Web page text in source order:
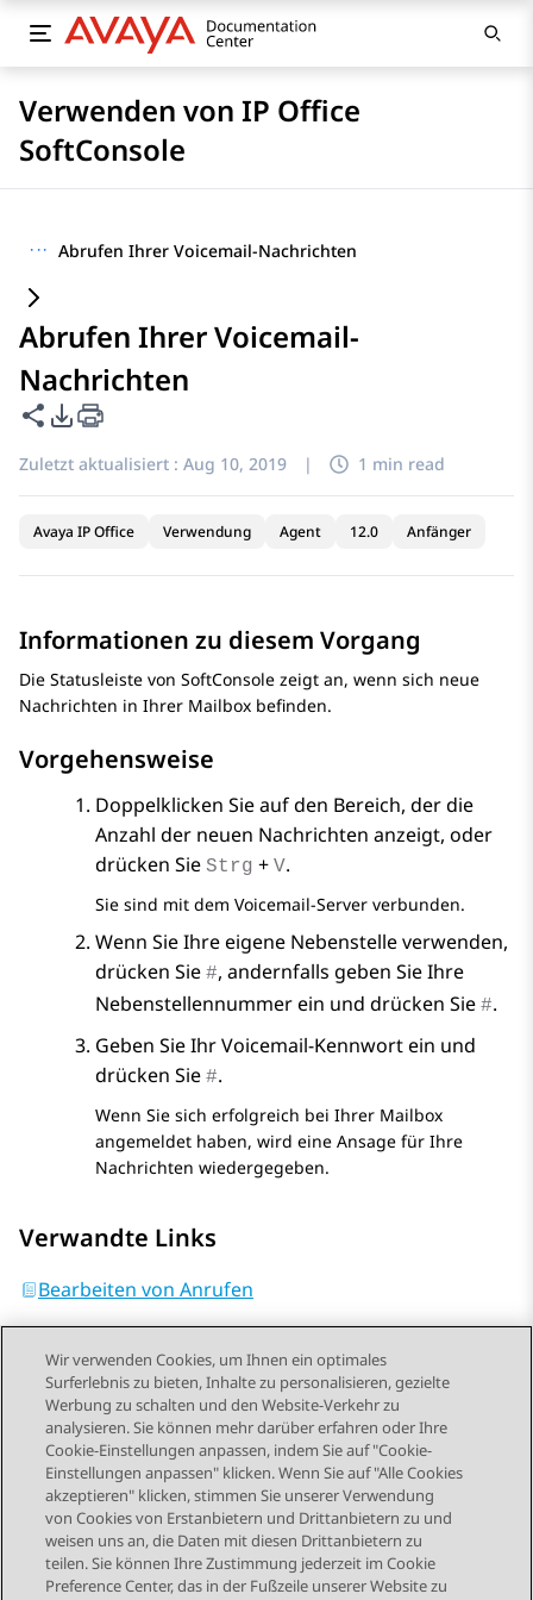
Verwenden von IP Office
SoftConsole
··· Abrufen Ihrer Voicemail-Nachrichten
Abrufen Ihrer Voicemail-
Nachrichten
Diese Seite teilen
PDF-Exportoptionen
Zuletzt aktualisiert : Aug 10, 2019 | 1 min read
Avaya IP Office Verwendung Agent 12.0 Anfänger
Informationen zu diesem Vorgang
Die Statusleiste von SoftConsole zeigt an, wenn sich neue
Nachrichten in Ihrer Mailbox befinden.
Vorgehensweise
Doppelklicken Sie auf den Bereich, der die
Anzahl der neuen Nachrichten anzeigt, oder
drücken Sie Strg + V.
Sie sind mit dem Voicemail-Server verbunden.
Wenn Sie Ihre eigene Nebenstelle verwenden,
drücken Sie #, andernfalls geben Sie Ihre
Nebenstellennummer ein und drücken Sie #.
Geben Sie Ihr Voicemail-Kennwort ein und
drücken Sie #.
Wenn Sie sich erfolgreich bei Ihrer Mailbox
angemeldet haben, wird eine Ansage für Ihre
Nachrichten wiedergegeben.
Verwandte Links
Bearbeiten von Anrufen
Send Feedback
Themennavigation
Vorheriges Thema Nächstes Thema
Wir verwenden Cookies, um Ihnen ein optimales
Surferlebnis zu bieten, Inhalte zu personalisieren, gezielte
Werbung zu schalten und den Website-Verkehr zu
analysieren. Sie können mehr darüber erfahren oder Ihre
Cookie-Einstellungen anpassen, indem Sie auf "Cookie-
Einstellungen anpassen" klicken. Wenn Sie auf "Alle Cookies
akzeptieren" klicken, stimmen Sie unserer Verwendung
von Cookies von Erstanbietern und Drittanbietern zu und
weisen uns an, die Daten mit diesen Drittanbietern zu
teilen. Sie können Ihre Zustimmung jederzeit im Cookie
Preference Center, das in der Fußzeile unserer Website zu